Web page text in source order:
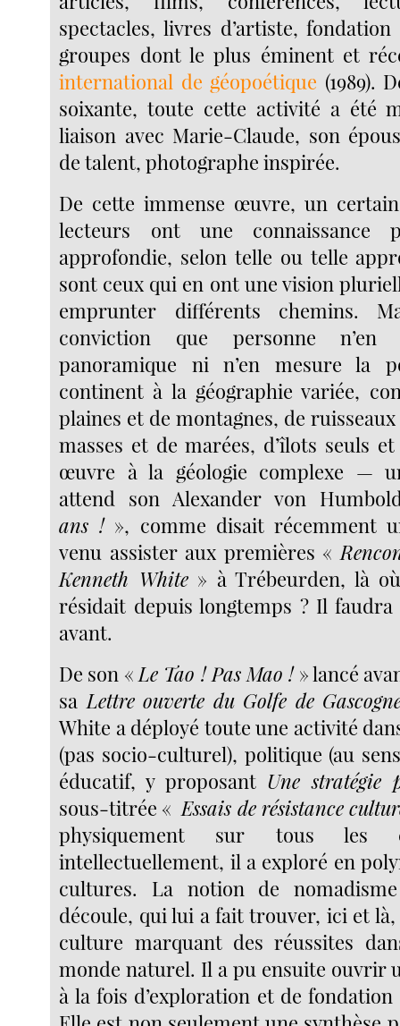
spectacles, livres d’artiste,
groupes dont le plus éminent et
international de géopoétique (1989).
soixante, toute cette activité a été
liaison avec Marie-Claude, son
de talent, photographe inspirée.
De cette immense œuvre, un
lecteurs ont une connaissance
approfondie, selon telle ou telle
sont ceux qui en ont une vision
emprunter différents chemins.
conviction que personne
panoramique ni n’en mesure la
continent à la géographie variée,
plaines et de montagnes, de
masses et de marées, d’îlots seuls
œuvre à la géologie complexe —
attend son Alexander von
ans !», comme disait récemment
venu assister aux premières «
Kenneth White» à Trébeurden, là
résidait depuis longtemps ? Il
avant.
De son « Le Tao ! Pas Mao !» lancé
sa Lettre ouverte du Golfe de
White a déployé toute une activité
(pas socio-culturel), politique (au
éducatif, y proposant Une stratégie
sous-titrée « Essais de résistance
physiquement sur tous les
intellectuellement, il a exploré en
cultures. La notion de
découle, qui lui a fait trouver, ici et là,
culture marquant des réussites
monde naturel. Il a pu ensuite ouvrir
à la fois d’exploration et de fondation